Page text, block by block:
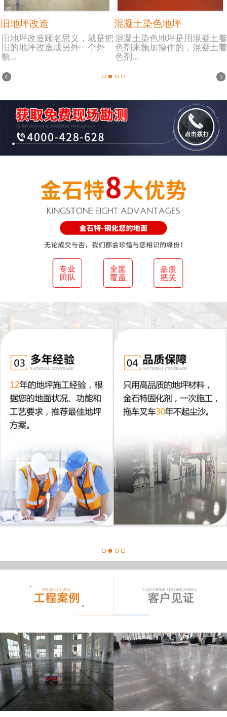
旧地坪改造
旧地坪改造顾名思义，就是把
旧的地坪改造成另外一个外
貌...
混凝土染色地坪
混凝土染色地坪是用混凝土着
色剂来施加操作的，混凝土着
色剂...